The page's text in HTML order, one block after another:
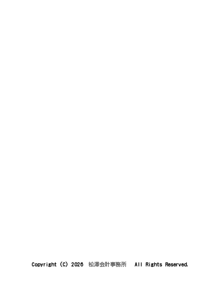
Copyright (C) 2026 松澤会計事務所 All Rights Reserved.